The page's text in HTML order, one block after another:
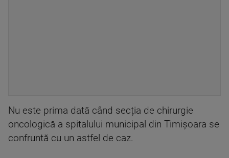
Nu este prima dată când secția de chirurgie
oncologică a spitalului municipal din Timișoara se
confruntă cu un astfel de caz.